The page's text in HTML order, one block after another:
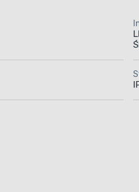
RX 1P
przeznaczony do